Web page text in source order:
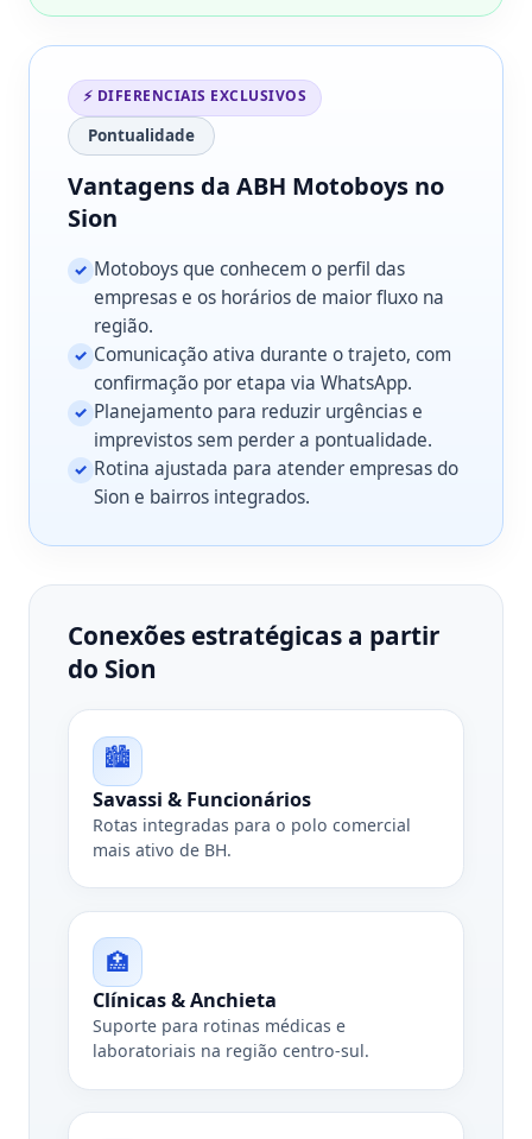
⚡ DIFERENCIAIS EXCLUSIVOS
Pontualidade
Vantagens da ABH Motoboys no
Sion
✓ Motoboys que conhecem o perfil das
empresas e os horários de maior fluxo na
região.
✓ Comunicação ativa durante o trajeto, com
confirmação por etapa via WhatsApp.
✓ Planejamento para reduzir urgências e
imprevistos sem perder a pontualidade.
✓ Rotina ajustada para atender empresas do
Sion e bairros integrados.
Conexões estratégicas a partir
do Sion
🏙️
Savassi & Funcionários
Rotas integradas para o polo comercial
mais ativo de BH.
🏥
Clínicas & Anchieta
Suporte para rotinas médicas e
laboratoriais na região centro-sul.